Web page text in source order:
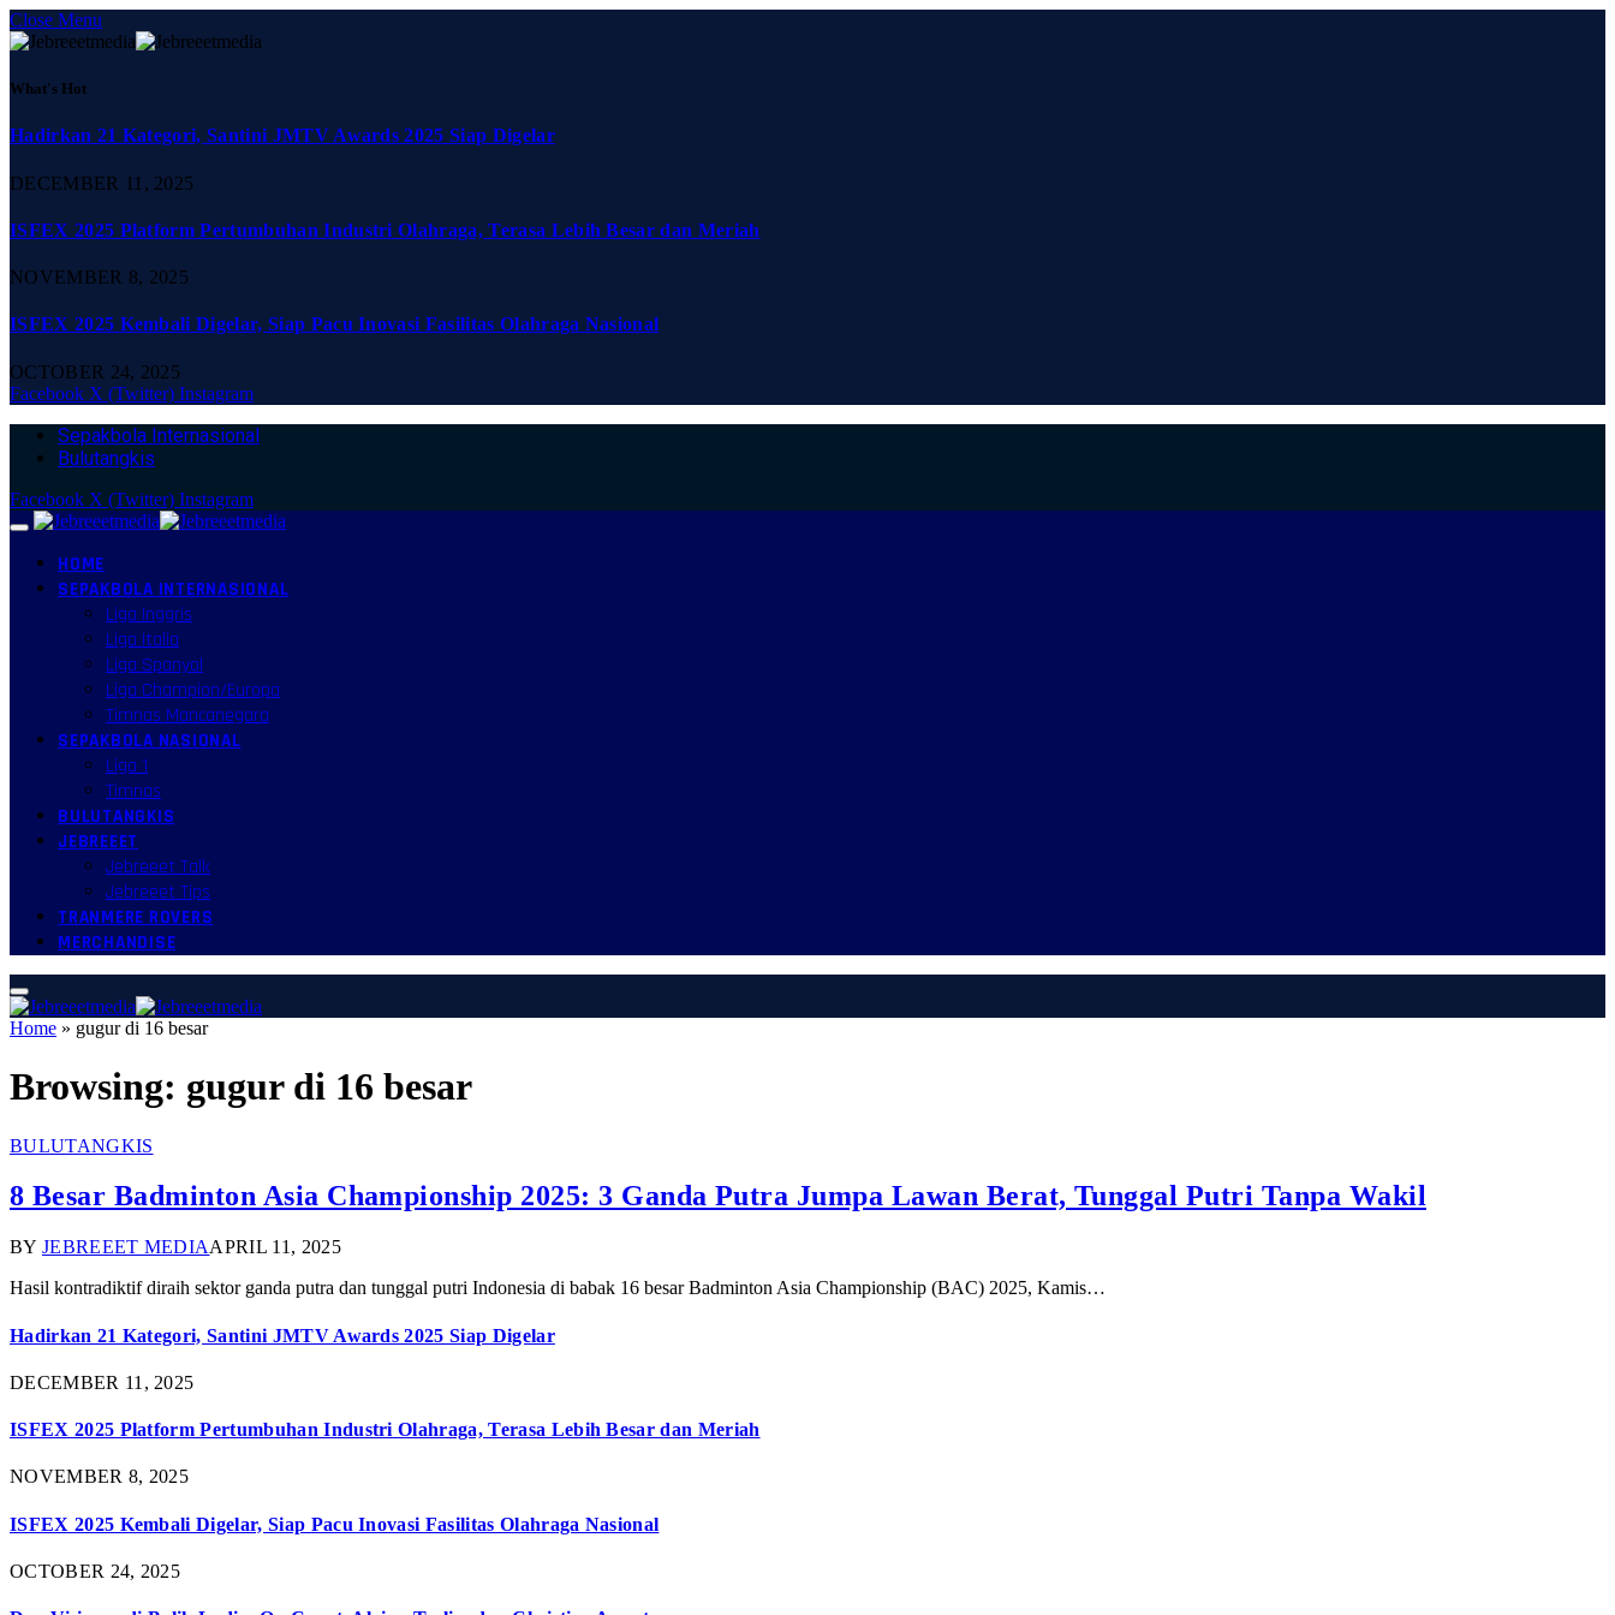
Close Menu
What's Hot
Hadirkan 21 Kategori, Santini JMTV Awards 2025 Siap Digelar
DECEMBER 11, 2025
ISFEX 2025 Platform Pertumbuhan Industri Olahraga, Terasa Lebih Besar dan Meriah
NOVEMBER 8, 2025
ISFEX 2025 Kembali Digelar, Siap Pacu Inovasi Fasilitas Olahraga Nasional
OCTOBER 24, 2025
Facebook X (Twitter) Instagram
Sepakbola Internasional
Bulutangkis
Facebook X (Twitter) Instagram
HOME
SEPAKBOLA INTERNASIONAL
Liga Inggris
Liga Italia
Liga Spanyol
Liga Champion/Europa
Timnas Mancanegara
SEPAKBOLA NASIONAL
Liga 1
Timnas
BULUTANGKIS
JEBREEET
Jebreeet Talk
Jebreeet Tips
TRANMERE ROVERS
MERCHANDISE
Home » gugur di 16 besar
Browsing: gugur di 16 besar
BULUTANGKIS
8 Besar Badminton Asia Championship 2025: 3 Ganda Putra Jumpa Lawan Berat, Tunggal Putri Tanpa Wakil
BY JEBREEET MEDIAAPRIL 11, 2025
Hasil kontradiktif diraih sektor ganda putra dan tunggal putri Indonesia di babak 16 besar Badminton Asia Championship (BAC) 2025, Kamis…
Hadirkan 21 Kategori, Santini JMTV Awards 2025 Siap Digelar
DECEMBER 11, 2025
ISFEX 2025 Platform Pertumbuhan Industri Olahraga, Terasa Lebih Besar dan Meriah
NOVEMBER 8, 2025
ISFEX 2025 Kembali Digelar, Siap Pacu Inovasi Fasilitas Olahraga Nasional
OCTOBER 24, 2025